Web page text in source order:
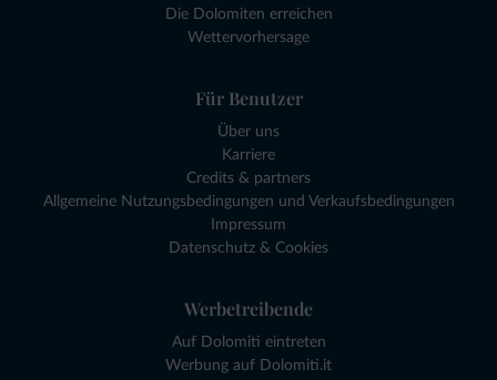
Die Dolomiten erreichen
Wettervorhersage
Für Benutzer
Über uns
Karriere
Credits & partners
Allgemeine Nutzungsbedingungen und Verkaufsbedingungen
Impressum
Datenschutz & Cookies
Werbetreibende
Auf Dolomiti eintreten
Werbung auf Dolomiti.it